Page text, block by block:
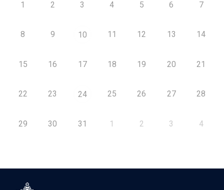
1 2 3 4 5 6 7
8 9 10 11 12 13 14
15 16 17 18 19 20 21
22 23 24 25 26 27 28
29 30 31 1 2 3 4